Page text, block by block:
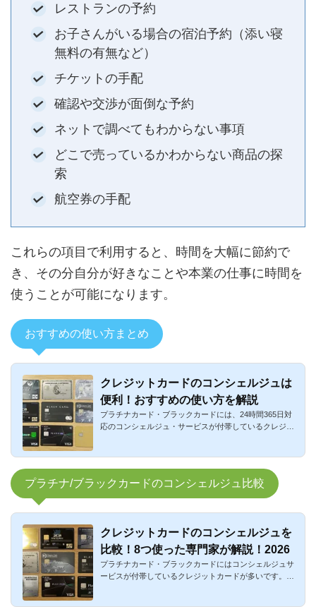
レストランの予約
お子さんがいる場合の宿泊予約（添い寝
無料の有無など）
チケットの手配
確認や交渉が面倒な予約
ネットで調べてもわからない事項
どこで売っているかわからない商品の探
索
航空券の手配
これらの項目で利用すると、時間を大幅に節約で
き、その分自分が好きなことや本業の仕事に時間を
使うことが可能になります。
おすすめの使い方まとめ
クレジットカードのコンシェルジュは
便利！おすすめの使い方を解説
プラチナカード・ブラックカードには、24時間365日対
応のコンシェルジュ・サービスが付帯しているクレジッ
プラチナ/ブラックカードのコンシェルジュ比較
クレジットカードのコンシェルジュを
比較！8つ使った専門家が解説！2026
プラチナカード・ブラックカードにはコンシェルジュサ
ービスが付帯しているクレジットカードが多いです。ど